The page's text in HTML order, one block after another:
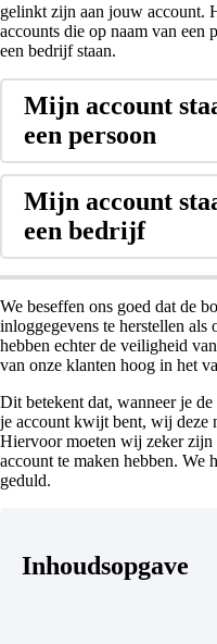
gelinkt zijn aan jouw account.
accounts die op naam van een
een bedrijf staan.
Mijn account
een persoon
Mijn account
een bedrijf
We beseffen ons goed dat de
inloggegevens te herstellen
hebben echter de veiligheid
van onze klanten hoog in het
Dit betekent dat, wanneer je
je account kwijt bent, wij deze
Hiervoor moeten wij zeker zijn
account te maken hebben. We
geduld.
Inhoudsopgave